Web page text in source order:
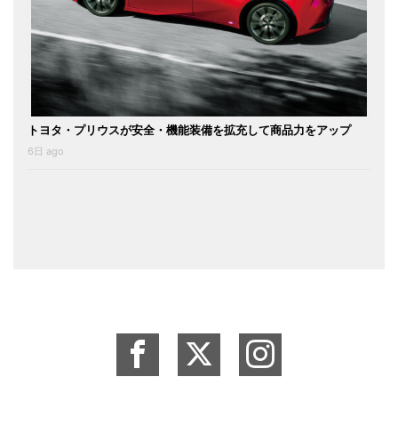
トヨタ・プリウスが安全・機能装備を拡充して商品力をアップ
6日 ago